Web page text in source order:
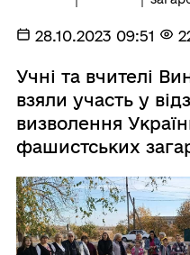
28.10.2023 09:51
Учні та вчителі
взяли участь у
визволення
фашистських